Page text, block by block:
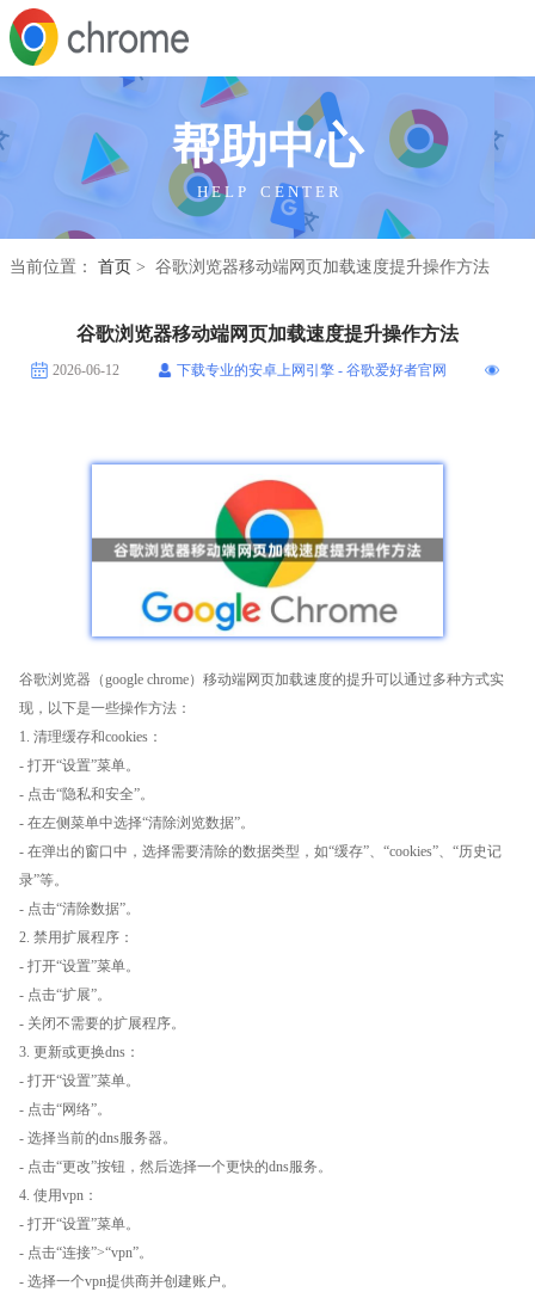
帮助中心
H E L P C E N T E R
当前位置： 首页 > 谷歌浏览器移动端网页加载速度提升操作方法
谷歌浏览器移动端网页加载速度提升操作方法
2026-06-12 下载专业的安卓上网引擎 - 谷歌爱好者官网
谷歌浏览器（google chrome）移动端网页加载速度的提升可以通过多种方式实
现，以下是一些操作方法：
1. 清理缓存和cookies：
- 打开“设置”菜单。
- 点击“隐私和安全”。
- 在左侧菜单中选择“清除浏览数据”。
- 在弹出的窗口中，选择需要清除的数据类型，如“缓存”、“cookies”、“历史记
录”等。
- 点击“清除数据”。
2. 禁用扩展程序：
- 打开“设置”菜单。
- 点击“扩展”。
- 关闭不需要的扩展程序。
3. 更新或更换dns：
- 打开“设置”菜单。
- 点击“网络”。
- 选择当前的dns服务器。
- 点击“更改”按钮，然后选择一个更快的dns服务。
4. 使用vpn：
- 打开“设置”菜单。
- 点击“连接”>“vpn”。
- 选择一个vpn提供商并创建账户。